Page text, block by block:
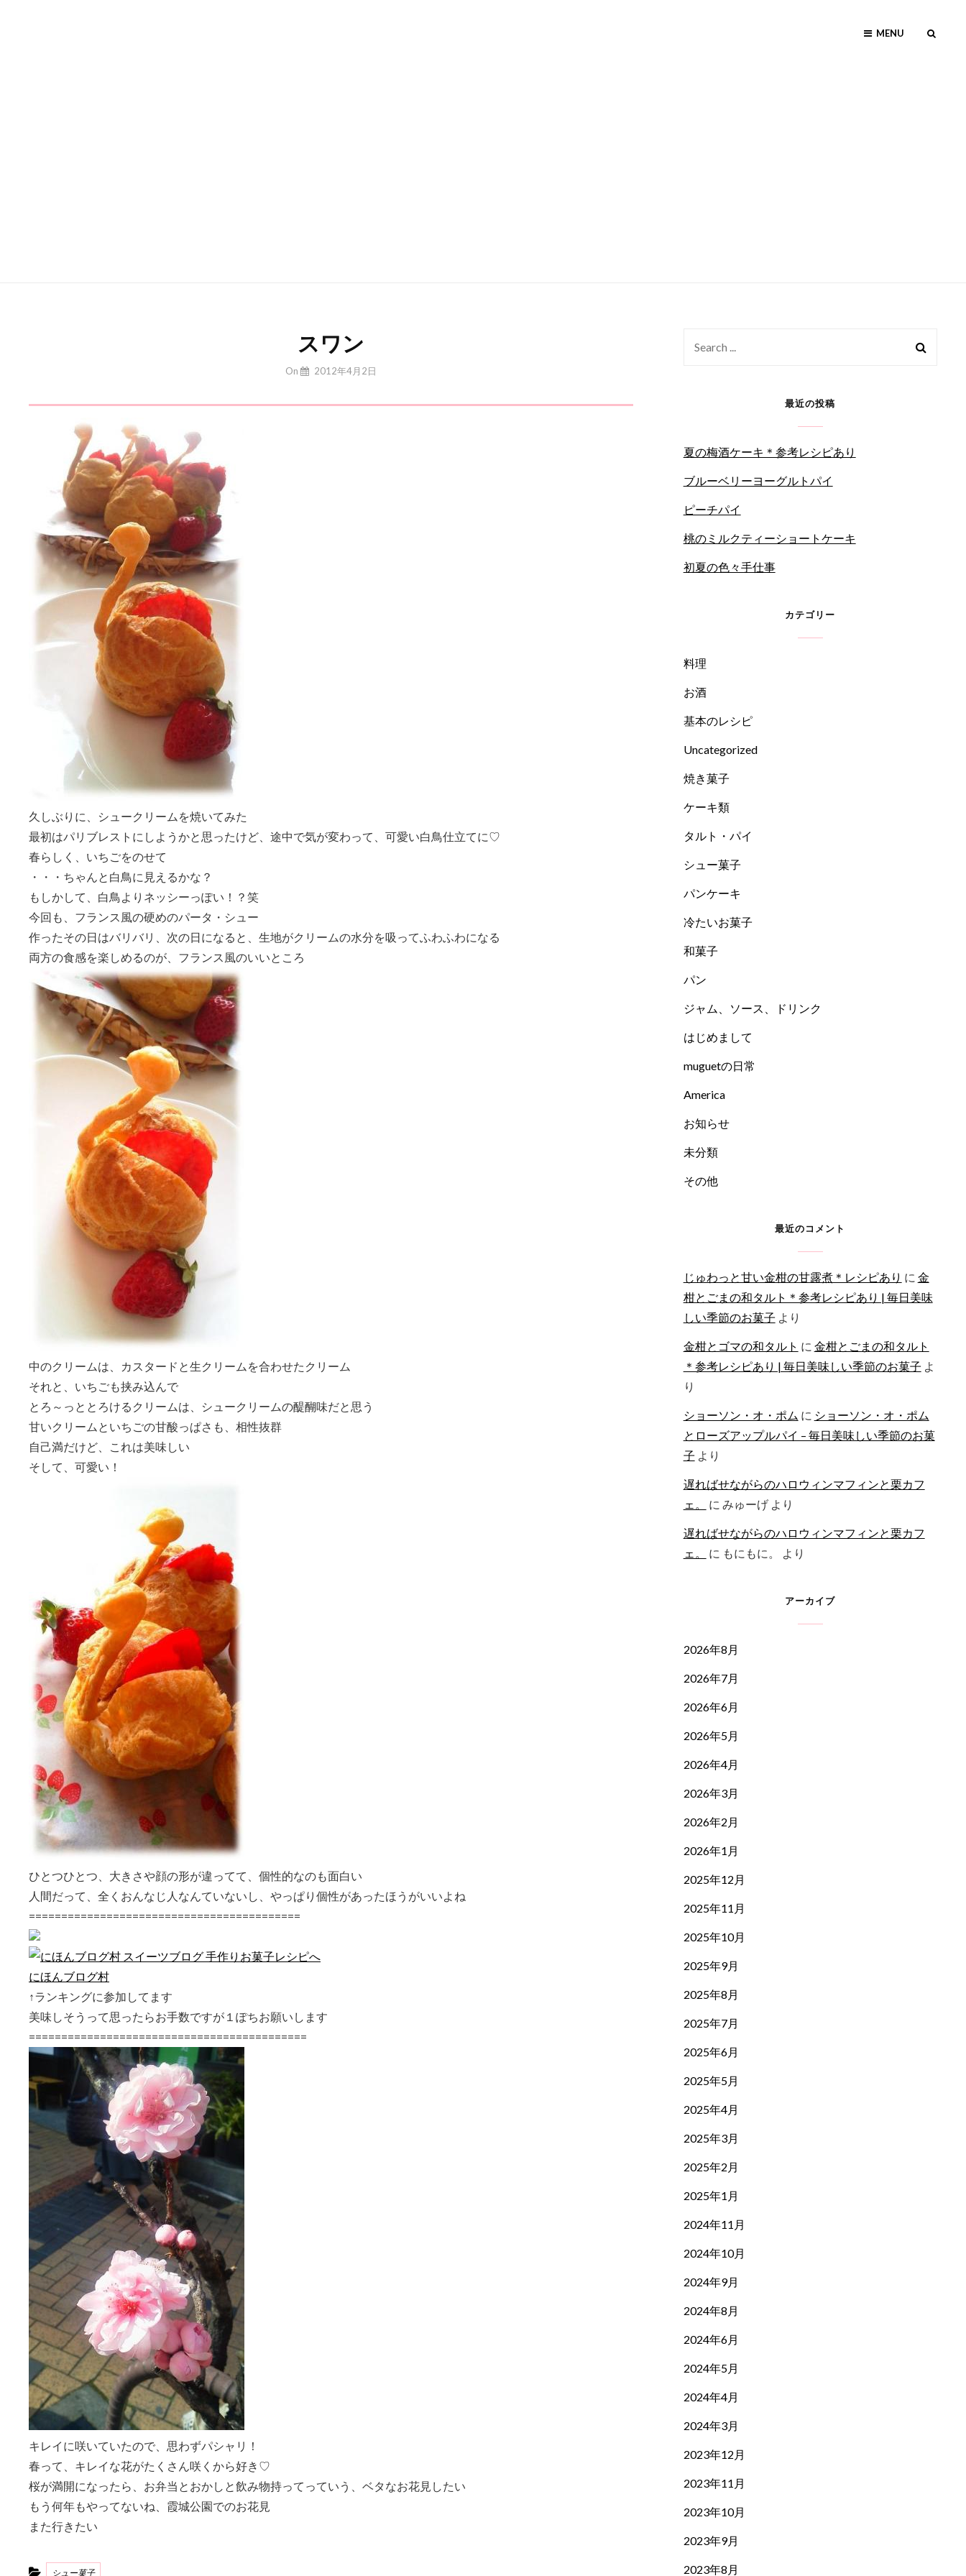
MENU
スワン
By
On 2012年4月2日
久しぶりに、シュークリームを焼いてみた
最初はパリブレストにしようかと思ったけど、途中で気が変わって、可愛い白鳥仕立てに♡
春らしく、いちごをのせて
・・・ちゃんと白鳥に見えるかな？
もしかして、白鳥よりネッシーっぽい！？笑
今回も、フランス風の硬めのパータ・シュー
作ったその日はバリバリ、次の日になると、生地がクリームの水分を吸ってふわふわになる
両方の食感を楽しめるのが、フランス風のいいところ
中のクリームは、カスタードと生クリームを合わせたクリーム
それと、いちごも挟み込んで
とろ～っととろけるクリームは、シュークリームの醍醐味だと思う
甘いクリームといちごの甘酸っぱさも、相性抜群
自己満だけど、これは美味しい
そして、可愛い！
ひとつひとつ、大きさや顔の形が違ってて、個性的なのも面白い
人間だって、全くおんなじ人なんていないし、やっぱり個性があったほうがいいよね
==========================================
にほんブログ村
↑ランキングに参加してます
美味しそうって思ったらお手数ですが１ぽちお願いします
===========================================
キレイに咲いていたので、思わずパシャリ！
春って、キレイな花がたくさん咲くから好き♡
桜が満開になったら、お弁当とおかしと飲み物持ってっていう、ベタなお花見したい
もう何年もやってないね、霞城公園でのお花見
また行きたい
Categories
シュー菓子
最近の投稿
夏の梅酒ケーキ＊参考レシピあり
ブルーベリーヨーグルトパイ
ピーチパイ
桃のミルクティーショートケーキ
初夏の色々手仕事
カテゴリー
料理
お酒
基本のレシピ
Uncategorized
焼き菓子
ケーキ類
タルト・パイ
シュー菓子
パンケーキ
冷たいお菓子
和菓子
パン
ジャム、ソース、ドリンク
はじめまして
muguetの日常
America
お知らせ
未分類
その他
最近のコメント
じゅわっと甘い金柑の甘露煮＊レシピあり に 金
柑とごまの和タルト＊参考レシピあり | 毎日美味
しい季節のお菓子 より
金柑とゴマの和タルト に 金柑とごまの和タルト
＊参考レシピあり | 毎日美味しい季節のお菓子 よ
り
ショーソン・オ・ポム に ショーソン・オ・ポム
とローズアップルパイ – 毎日美味しい季節のお菓
子 より
遅ればせながらのハロウィンマフィンと栗カフ
ェ。
に みゅーげより
遅ればせながらのハロウィンマフィンと栗カフ
ェ。
に もにもに。 より
アーカイブ
2026年8月
2026年7月
2026年6月
2026年5月
2026年4月
2026年3月
2026年2月
2026年1月
2025年12月
2025年11月
2025年10月
2025年9月
2025年8月
2025年7月
2025年6月
2025年5月
2025年4月
2025年3月
2025年2月
2025年1月
2024年11月
2024年10月
2024年9月
2024年8月
2024年6月
2024年5月
2024年4月
2024年3月
2023年12月
2023年11月
2023年10月
2023年9月
2023年8月